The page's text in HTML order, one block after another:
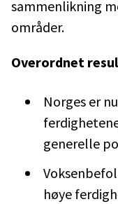
sammenlikning
områder.
Overordnet
Norges er
generelle
høye